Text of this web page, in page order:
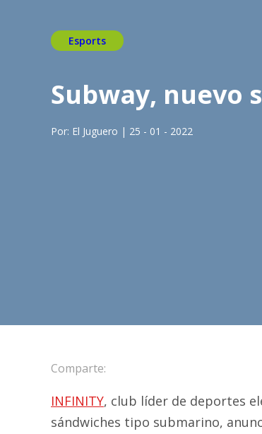
Esports
Subway, nuevo
Por: El Juguero | 25 - 01 - 2022
Comparte:
INFINITY, club líder de deportes
sándwiches tipo submarino,